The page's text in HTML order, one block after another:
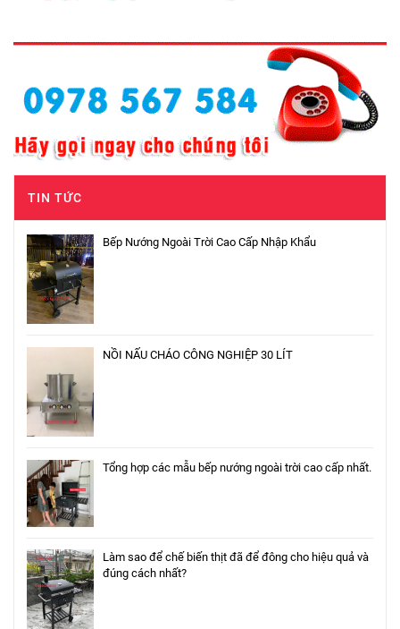
TIN TỨC
Bếp Nướng Ngoài Trời Cao Cấp Nhập Khẩu
NỒI NẤU CHÁO CÔNG NGHIỆP 30 LÍT
Tổng hợp các mẫu bếp nướng ngoài trời cao cấp nhất.
Làm sao để chế biến thịt đã để đông cho hiệu quả và
đúng cách nhất?